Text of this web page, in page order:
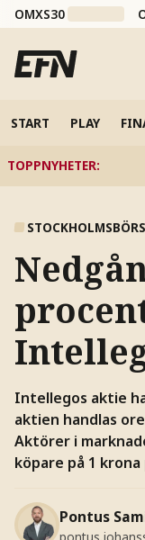
OMXS30
START PLAY
TOPPNYHETER:
Intellegos aktie
aktien handlas
Aktörer i
köpare på 1
Pontus